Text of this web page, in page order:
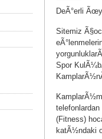
DeÃ°erli
Sitemiz
Spor
(Fitness)
katÃ½ndaki